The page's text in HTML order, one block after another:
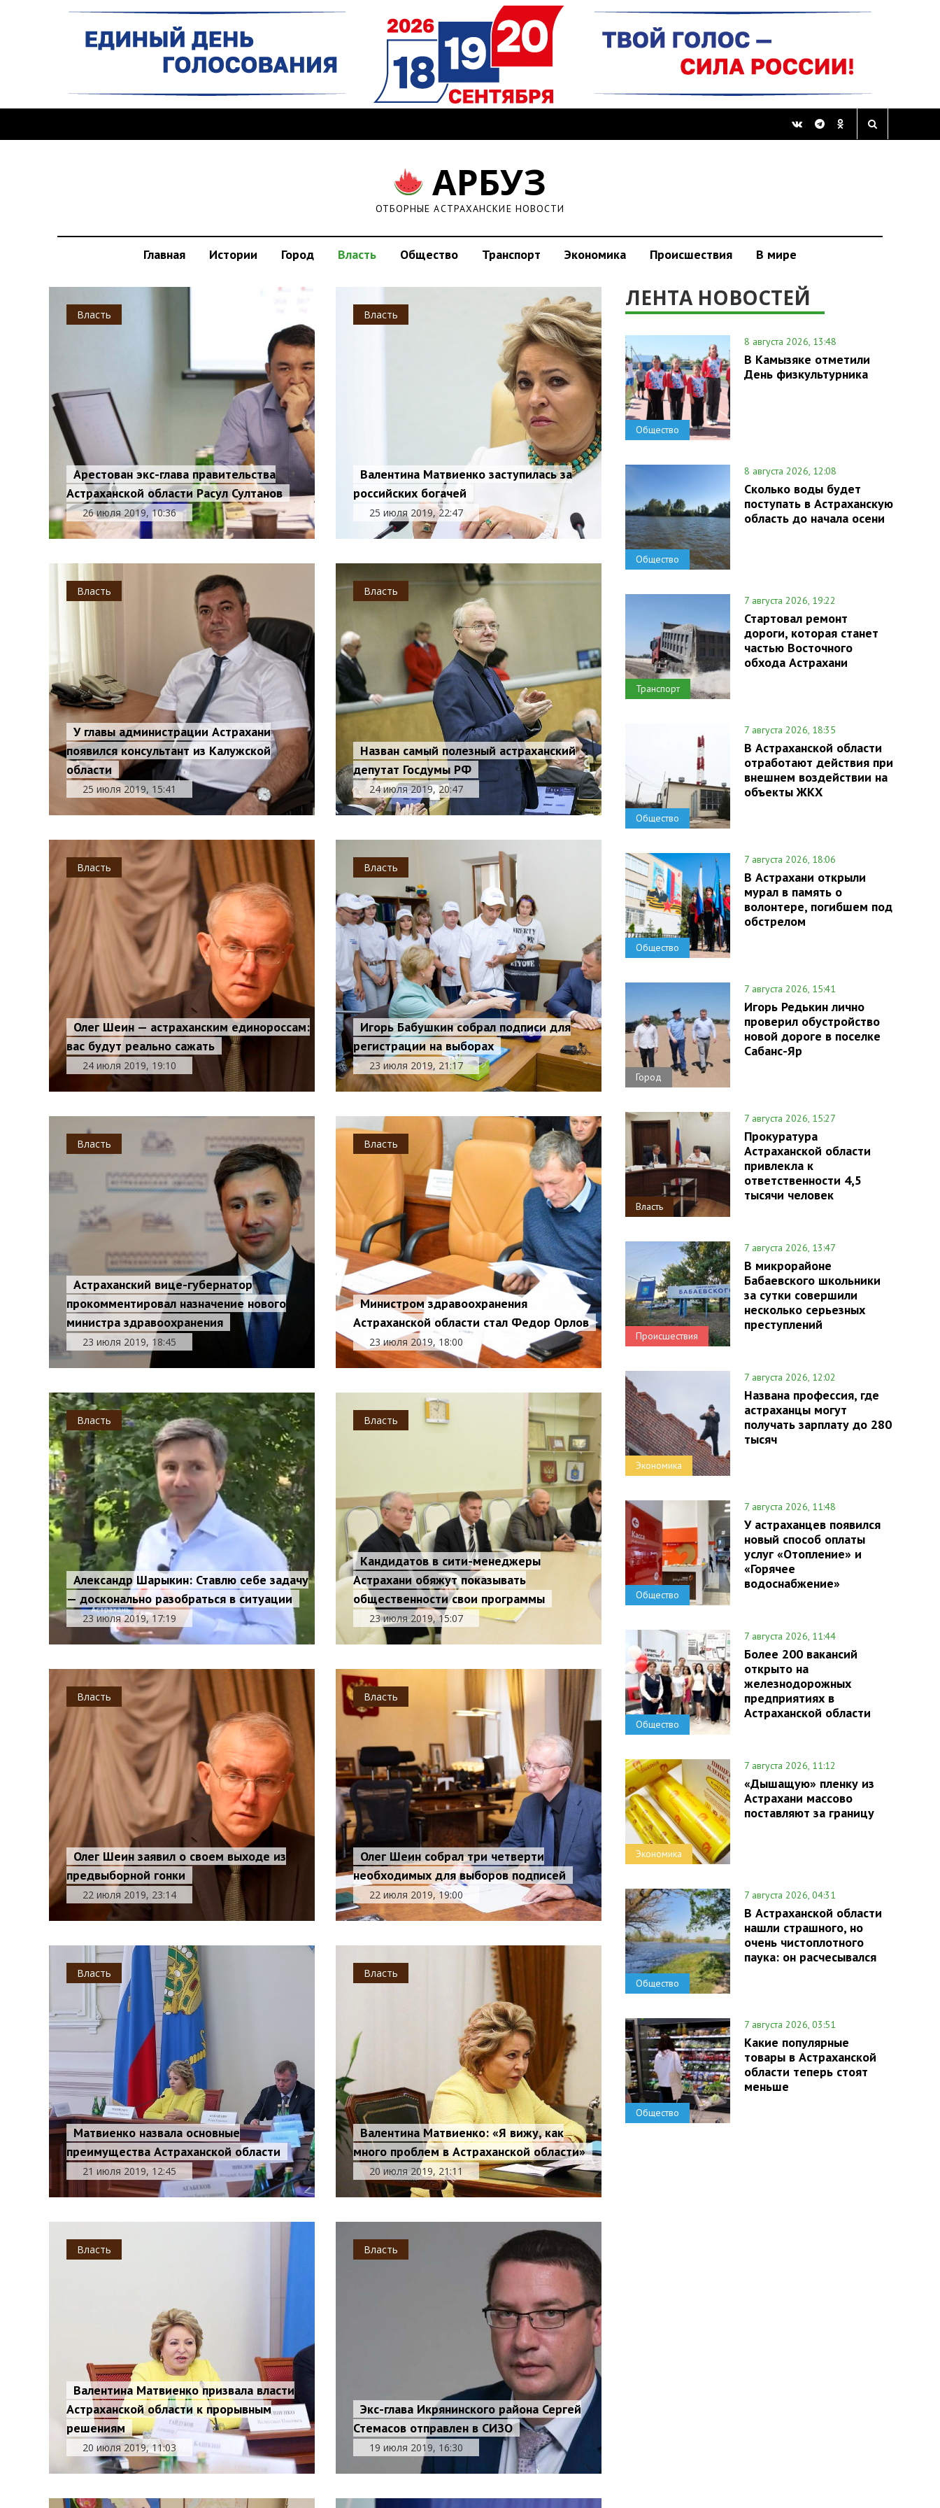
АРБУЗ
ОТБОРНЫЕ АСТРАХАНСКИЕ НОВОСТИ
Главная Истории Город Власть Общество Транспорт Экономика Происшествия В мире
Власть
Арестован экс-глава правительства
Астраханской области Расул Султанов
26 июля 2019, 10:36
Власть
Валентина Матвиенко заступилась за
российских богачей
25 июля 2019, 22:47
Власть
У главы администрации Астрахани
появился консультант из Калужской
области
25 июля 2019, 15:41
Власть
Назван самый полезный астраханский
депутат Госдумы РФ
24 июля 2019, 20:47
Власть
Олег Шеин — астраханским единороссам:
вас будут реально сажать
24 июля 2019, 19:10
Власть
Игорь Бабушкин собрал подписи для
регистрации на выборах
23 июля 2019, 21:17
Власть
Астраханский вице-губернатор
прокомментировал назначение нового
министра здравоохранения
23 июля 2019, 18:45
Власть
Министром здравоохранения
Астраханской области стал Федор Орлов
23 июля 2019, 18:00
Власть
Александр Шарыкин: Ставлю себе задачу
— досконально разобраться в ситуации
23 июля 2019, 17:19
Власть
Кандидатов в сити-менеджеры
Астрахани обяжут показывать
общественности свои программы
23 июля 2019, 15:07
Власть
Олег Шеин заявил о своем выходе из
предвыборной гонки
22 июля 2019, 23:14
Власть
Олег Шеин собрал три четверти
необходимых для выборов подписей
22 июля 2019, 19:00
Власть
Матвиенко назвала основные
преимущества Астраханской области
21 июля 2019, 12:45
Власть
Валентина Матвиенко: «Я вижу, как
много проблем в Астраханской области»
20 июля 2019, 21:11
Власть
Валентина Матвиенко призвала власти
Астраханской области к прорывным
решениям
20 июля 2019, 11:03
Власть
Экс-глава Икрянинского района Сергей
Стемасов отправлен в СИЗО
19 июля 2019, 16:30
ЛЕНТА НОВОСТЕЙ
Общество
8 августа 2026, 13:48
В Камызяке отметили
День физкультурника
Общество
8 августа 2026, 12:08
Сколько воды будет
поступать в Астраханскую
область до начала осени
Транспорт
7 августа 2026, 19:22
Стартовал ремонт
дороги, которая станет
частью Восточного
обхода Астрахани
Общество
7 августа 2026, 18:35
В Астраханской области
отработают действия при
внешнем воздействии на
объекты ЖКХ
Общество
7 августа 2026, 18:06
В Астрахани открыли
мурал в память о
волонтере, погибшем под
обстрелом
Город
7 августа 2026, 15:41
Игорь Редькин лично
проверил обустройство
новой дороге в поселке
Сабанс-Яр
Власть
7 августа 2026, 15:27
Прокуратура
Астраханской области
привлекла к
ответственности 4,5
тысячи человек
Происшествия
7 августа 2026, 13:47
В микрорайоне
Бабаевского школьники
за сутки совершили
несколько серьезных
преступлений
Экономика
7 августа 2026, 12:02
Названа профессия, где
астраханцы могут
получать зарплату до 280
тысяч
Общество
7 августа 2026, 11:48
У астраханцев появился
новый способ оплаты
услуг «Отопление» и
«Горячее
водоснабжение»
Общество
7 августа 2026, 11:44
Более 200 вакансий
открыто на
железнодорожных
предприятиях в
Астраханской области
Экономика
7 августа 2026, 11:12
«Дышащую» пленку из
Астрахани массово
поставляют за границу
Общество
7 августа 2026, 04:31
В Астраханской области
нашли страшного, но
очень чистоплотного
паука: он расчесывался
Общество
7 августа 2026, 03:51
Какие популярные
товары в Астраханской
области теперь стоят
меньше